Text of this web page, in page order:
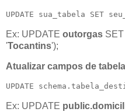
UPDATE sua_tabela SET
Ex: UPDATE outorgas SET
'Tocantins');
Atualizar campos de
UPDATE
Ex: UPDATE